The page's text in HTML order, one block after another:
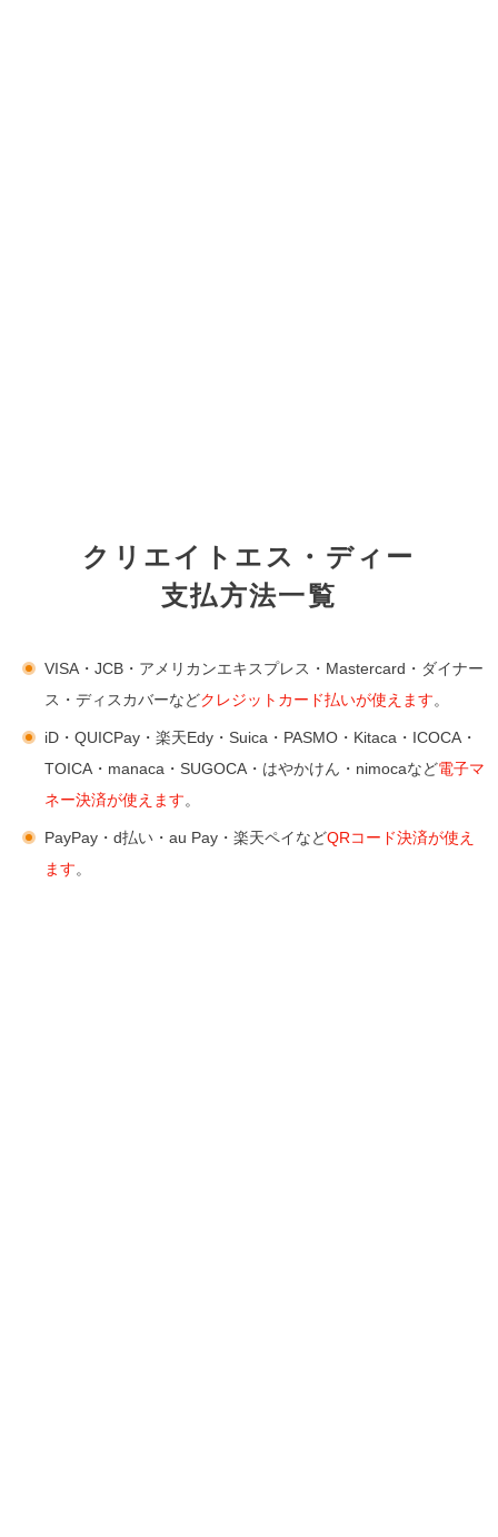
クリエイトエス・ディー
支払方法一覧
VISA・JCB・アメリカンエキスプレス・Mastercard・ダイナー
ス・ディスカバーなどクレジットカード払いが使えます。
iD・QUICPay・楽天Edy・Suica・PASMO・Kitaca・ICOCA・
TOICA・manaca・SUGOCA・はやかけん・nimocaなど電子マ
ネー決済が使えます。
PayPay・d払い・au Pay・楽天ペイなどQRコード決済が使え
ます。